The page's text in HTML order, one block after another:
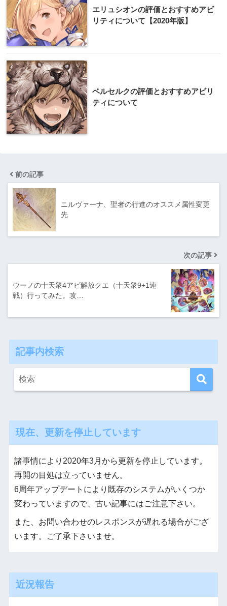
エリュシオンの評価とおすすめアビ
リティについて【2020年版】
ベルセルクの評価とおすすめアビリ
ティについて
前の記事
ニルヴァーナ、聖者の行進のオススメ属性変更
先
次の記事
ウーノの十天衆4アビ解放クエ（十天衆9+1連
戦）行ってみた。攻…
記事内検索
現在、更新を停止しています
諸事情により2020年3月から更新を停止しています。
再開の目処は立っていません。
6周年アップデートにより既存のシステムがいくつか
変わっていますので、古い記事にはご注意下さい。
また、お問い合わせのレスポンスが遅れる場合がござ
います。ご了承下さいませ。
近況報告